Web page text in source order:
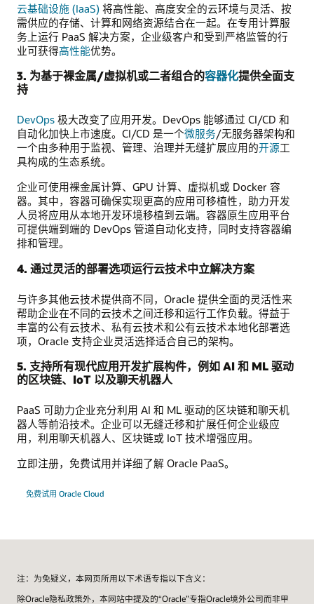
云基础设施 (IaaS) 将高性能、高度安全的云环境与灵活、按
需供应的存储、计算和网络资源结合在一起。在专用计算服
务上运行 PaaS 解决方案，企业级客户和受到严格监管的行
业可获得高性能优势。
3. 为基于裸金属/虚拟机或二者组合的容器化提供全面支
持
DevOps 极大改变了应用开发。DevOps 能够通过 CI/CD 和
自动化加快上市速度。CI/CD 是一个微服务/无服务器架构和
一个由多种用于监视、管理、治理并无缝扩展应用的开源工
具构成的生态系统。
企业可使用裸金属计算、GPU 计算、虚拟机或 Docker 容
器。其中，容器可确保实现更高的应用可移植性，助力开发
人员将应用从本地开发环境移植到云端。容器原生应用平台
可提供端到端的 DevOps 管道自动化支持，同时支持容器编
排和管理。
4. 通过灵活的部署选项运行云技术中立解决方案
与许多其他云技术提供商不同，Oracle 提供全面的灵活性来
帮助企业在不同的云技术之间迁移和运行工作负载。得益于
丰富的公有云技术、私有云技术和公有云技术本地化部署选
项，Oracle 支持企业灵活选择适合自己的架构。
5. 支持所有现代应用开发扩展构件，例如 AI 和 ML 驱动
的区块链、IoT 以及聊天机器人
PaaS 可助力企业充分利用 AI 和 ML 驱动的区块链和聊天机
器人等前沿技术。企业可以无缝迁移和扩展任何企业级应
用，利用聊天机器人、区块链或 IoT 技术增强应用。
立即注册，免费试用并详细了解 Oracle PaaS。
免费试用 Oracle Cloud
注：为免疑义，本网页所用以下术语专指以下含义：
除Oracle隐私政策外，本网站中提及的“Oracle”专指Oracle境外公司而非甲